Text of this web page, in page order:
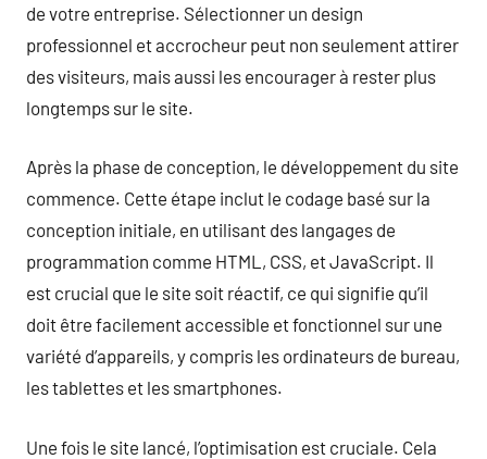
de votre entreprise. Sélectionner un design
professionnel et accrocheur peut non seulement attirer
des visiteurs, mais aussi les encourager à rester plus
longtemps sur le site.
Après la phase de conception, le développement du site
commence. Cette étape inclut le codage basé sur la
conception initiale, en utilisant des langages de
programmation comme HTML, CSS, et JavaScript. Il
est crucial que le site soit réactif, ce qui signifie qu’il
doit être facilement accessible et fonctionnel sur une
variété d’appareils, y compris les ordinateurs de bureau,
les tablettes et les smartphones.
Une fois le site lancé, l’optimisation est cruciale. Cela